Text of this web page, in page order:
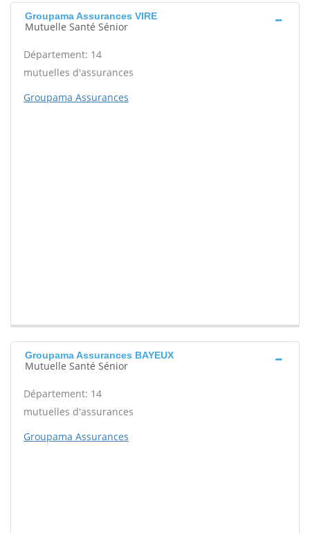
Groupama Assurances VIRE
Mutuelle Santé Sénior
Département: 14
mutuelles d'assurances
Groupama Assurances
Groupama Assurances BAYEUX
Mutuelle Santé Sénior
Département: 14
mutuelles d'assurances
Groupama Assurances